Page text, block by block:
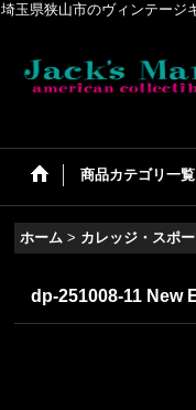
埼玉県狭山市のヴィンテー
商品カテゴリ一覧
ホーム > カレッジ・スポ
dp-251008-11 New